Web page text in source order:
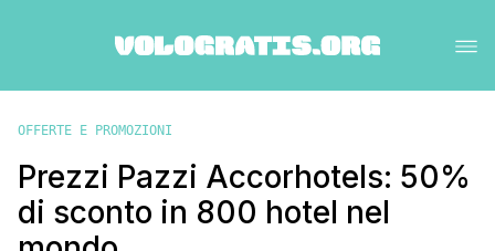
OFFERTE E PROMOZIONI
Prezzi Pazzi Accorhotels: 50%
di sconto in 800 hotel nel